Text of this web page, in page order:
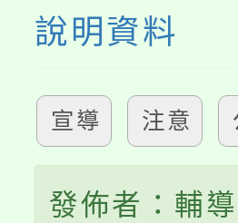
說明資料
宣導 注意
發佈者：輔